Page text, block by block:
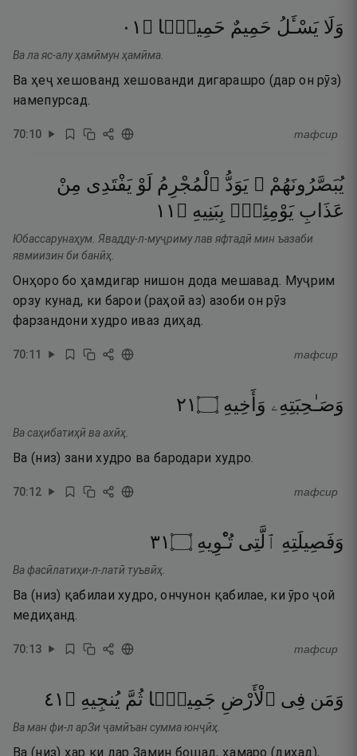
وَلَا يَسْـَٔلُ حَمِيمٌ حَمِيمًۭا ۝ ١٠
Ва ла яс-алу ҳамӣмун ҳамӣма.
Ва ҳеҷ хешованд хешованди дигарашро (дар он рӯз)
намепурсад.
70:10 тафсир
يُبَصَّرُونَهُمْ ۚ يَوَدُّ ٱلْمُجْرِمُ لَوْ يَفْتَدِى مِنْ
عَذَابِ يَوْمِئِذٍۭ بِبَنِيهِ ۝ ١١
Юбассарунаҳум. Явадду-л-муҷриму лав яфтадӣ мин ъазаби
явмиизин би банӣҳ.
Онҳоро бо ҳамдигар нишон дода мешавад. Муҷрим
орзу кунад, ки барои (раҳоӣ аз) азоби он рӯз
фарзандони худро иваз диҳад.
70:11 тафсир
وَصَـٰحِبَتِهِۦ وَأَخِيهِ ۝١٢
Ва саҳибатиҳӣ ва ахӣҳ.
Ва (низ) зани худро ва бародари худро.
70:12 тафсир
وَفَصِيلَتِهِ ٱلَّتِى تُـْٔوِيهِ ۝١٣
Ва фасӣлатиҳи-л-латӣ туъвӣҳ.
Ва (низ) қабилаи худро, ончунон қабилае, ки ӯро ҷой
медиҳанд.
70:13 тафсир
وَمَن فِى ٱلْأَرْضِ جَمِيعًۭا ثُمَّ يُنجِيهِ ۝ ١٤
Ва ман фи-л арЗи ҷамӣъан сумма юнҷӣҳ.
Ва (низ) ҳар ки дар Замин бошад, ҳамаро (диҳад),